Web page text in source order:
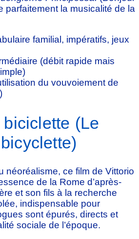
parfaitement la musicalité de la
familial, impératifs, jeux
(débit rapide mais
du vouvoiement de
(Le
néoréalisme, ce film de Vittorio
de la Rome d’après-
et son fils à la recherche
indispensable pour
sont épurés, directs et
sociale de l’époque.